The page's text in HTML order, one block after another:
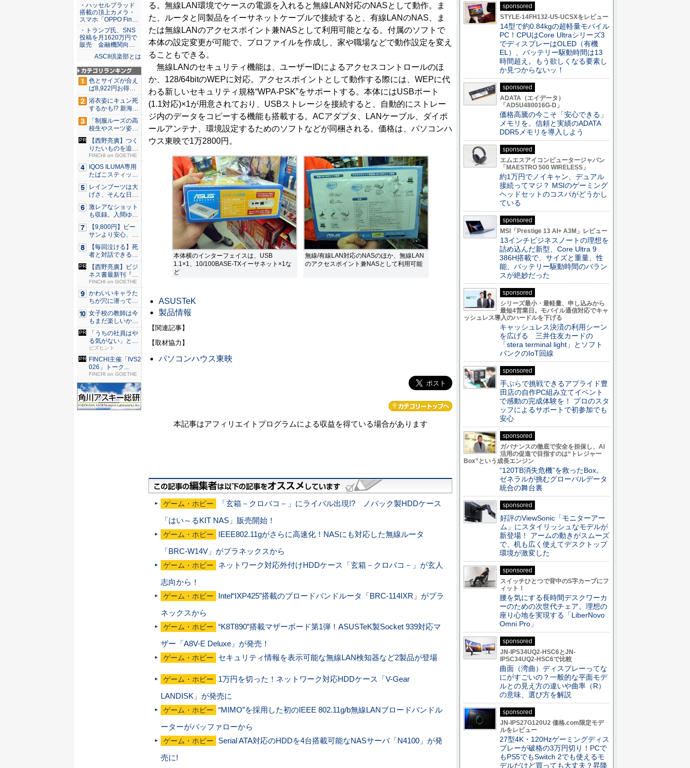
る。無線LAN環境でケースの電源を入れると無線LAN対応のNASとして動作。ま
た、ルータと同製品をイーサネットケーブルで接続すると、有線LANのNAS、ま
たは無線LANのアクセスポイント兼NASとして利用可能となる。付属のソフトで
本体の設定変更が可能で、プロファイルを作成し、家や職場などで動作設定を変え
ることもできる。
無線LANのセキュリティ機能は、ユーザーIDによるアクセスコントロールのほ
か、128/64bitのWEPに対応。アクセスポイントとして動作する際には、WEPに代
わる新しいセキュリティ規格“WPA-PSK”をサポートする。本体にはUSBポート
(1.1対応)×1が用意されており、USBストレージを接続すると、自動的にストレー
ジ内のデータをコピーする機能も搭載する。ACアダプタ、LANケーブル、ダイポ
ールアンテナ、環境設定するためのソフトなどが同梱される。価格は、パソコンハ
ウス東映で1万2800円。
本体横のインターフェイスは、USB
1.1×1、10/100BASE-TXイーサネット×1な
ど
無線/有線LAN対応のNASのほか、無線LAN
のアクセスポイント兼NASとして利用可能
ASUSTeK
製品情報
【関連記事】
【取材協力】
パソコンハウス東映
本記事はアフィリエイトプログラムによる収益を得ている場合があります
ゲーム・ホビー
「玄箱－クロバコ－」にライバル出現!? ノバック製HDDケース
「はい～るKIT NAS」販売開始！
ゲーム・ホビー
IEEE802.11gがさらに高速化！NASにも対応した無線ルータ
「BRC-W14V」がプラネックスから
ゲーム・ホビー
ネットワーク対応外付けHDDケース「玄箱－クロバコ－」が玄人
志向から！
ゲーム・ホビー
Intel“IXP425”搭載のブロードバンドルータ「BRC-114IXR」がプラ
ネックスから
ゲーム・ホビー
“K8T890”搭載マザーボード第1弾！ASUSTeK製Socket 939対応マ
ザー「A8V-E Deluxe」が発売！
ゲーム・ホビー セキュリティ情報を表示可能な無線LAN検知器など2製品が登場
ゲーム・ホビー
1万円を切った！ネットワーク対応HDDケース「V-Gear
LANDISK」が発売に
ゲーム・ホビー
“MIMO”を採用した初のIEEE 802.11g/b無線LANブロードバンドル
ーターがバッファローから
ゲーム・ホビー
Serial ATA対応のHDDを4台搭載可能なNASサーバ「N4100」が発
売に!
・ハッセルブラッド
搭載の頂上カメラ・
スマホ「OPPO Fin…
・トランプ氏、SNS
投稿を月1620万円で
販売 金融機関向…
ASCII倶楽部とは
色とサイズが合え
ば8,922円お得！
メ...
浴衣姿にキュン死
するかも!? 新海ま
きが...
「制服ルーズの高
校生やスーツ姿の
OLを演...
【西野亮廣】つく
りたいものを追求
できる環...
FINCHI on GOETHE
IQOS ILUMA専用
たばこスティッ
ク...
レインブーツは大
げさ、そんな日
に！ ミズ...
激レアなショット
も収録。入間ゆい
が34周...
【9,800円】ビー
サンより安心、ス
ニー...
【毎回泣ける】死
者と対話できる送
り人の成...
【西野亮廣】ビジ
ネス書最新刊『北
極星 僕...
FINCHI on GOETHE
かわいいキャラた
ちが穴に潜ってひ
どい目に...
女子校の教師は今
もまだ楽しいか？
和山や...
「うちの社員はや
る気がない」と嘆
くリーダ...
ビズヒント
FINCHI主催「IVS2
026」トーク...
FINCHI on GOETHE
sponsored
STYLE-14FH132-U5-UCSXをレビュー
14型で約0.84kgの超軽量モバイル
PC！CPUはCore Ultraシリーズ3
でディスプレーはOLED（有機
EL）、バッテリー駆動時間は13
時間超え。もう欲しくなる要素し
か見つからないッ！
sponsored
ADATA（エイデータ）
「AD5U480016G-D」
価格高騰の今こそ「安心できる」
メモリを。信頼と実績のADATA
DDR5メモリを導入しよう
sponsored
エムエスアイコンピュータージャパン
「MAESTRO 500 WIRELESS」
約1万円でノイキャン、デュアル
接続ってマジ？ MSIのゲーミング
ヘッドセットのコスパがどうかし
ている
sponsored
MSI「Prestige 13 AI+ A3M」レビュー
13インチビジネスノートの理想を
詰め込んだ新型、Core Ultra 9
386H搭載で、サイズと重量、性
能、バッテリー駆動時間のバラン
スが絶妙だった
sponsored
シリーズ最小・最軽量、申し込みから
最短4営業日。モバイル通信対応でキャ
ッシュレス導入のハードルを下げる
キャッシュレス決済の利用シーン
を広げる 三井住友カードの
「stera terminal light」とソフト
バンクのIoT回線
sponsored
手ぶらで挑戦できるアプライド豊
田店の自作PC組み立てイベント
で感動の完成体験を！ プロのスタ
ッフによるサポートで初参加でも
安心
sponsored
ガバナンスの徹底で安全を担保し、AI
活用の促進で目指すのは“トレジャー
Box”という成長エンジン
“120TB消失危機”を救ったBox。
ゼネラルが挑むグローバルデータ
統合の舞台裏
sponsored
好評のViewSonic「モニターアー
ム」にスタイリッシュなモデルが
新登場！ アームの動きがスムーズ
で、机も広く使えてデスクトップ
環境が激変した
sponsored
スイッチひとつで背中のS字カーブにフ
ィット！
腰を気にする長時間デスクワーカ
ーのための次世代チェア。理想の
座り心地を実現する「LiberNovo
Omni Pro」
sponsored
JN-IPS34UQ2-HSC6とJN-
IPSC34UQ2-HSC6で比較
曲面（湾曲）ディスプレーってな
にがすごいの？一般的な平面モデ
ルとの見え方の違いや曲率（R）
の意味、選び方を解説
sponsored
JN-IPS27G120U2 価格.com限定モデ
ルをレビュー
27型4K・120Hzゲーミングディス
プレーが破格の3万円切り！PCで
もPS5でもSwitch 2でも使えるモ
デルだけど買っても大丈夫？昇降